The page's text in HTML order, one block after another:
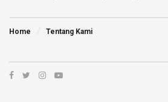
Home Tentang Kami